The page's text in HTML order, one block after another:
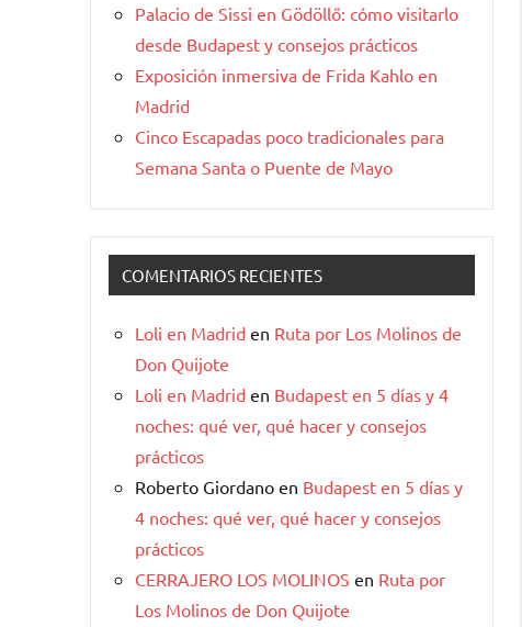
Palacio de Sissi en Gödöllő: cómo visitarlo
desde Budapest y consejos prácticos
Exposición inmersiva de Frida Kahlo en
Madrid
Cinco Escapadas poco tradicionales para
Semana Santa o Puente de Mayo
COMENTARIOS RECIENTES
Loli en Madrid en Ruta por Los Molinos de
Don Quijote
Loli en Madrid en Budapest en 5 días y 4
noches: qué ver, qué hacer y consejos
prácticos
Roberto Giordano en Budapest en 5 días y
4 noches: qué ver, qué hacer y consejos
prácticos
CERRAJERO LOS MOLINOS en Ruta por
Los Molinos de Don Quijote